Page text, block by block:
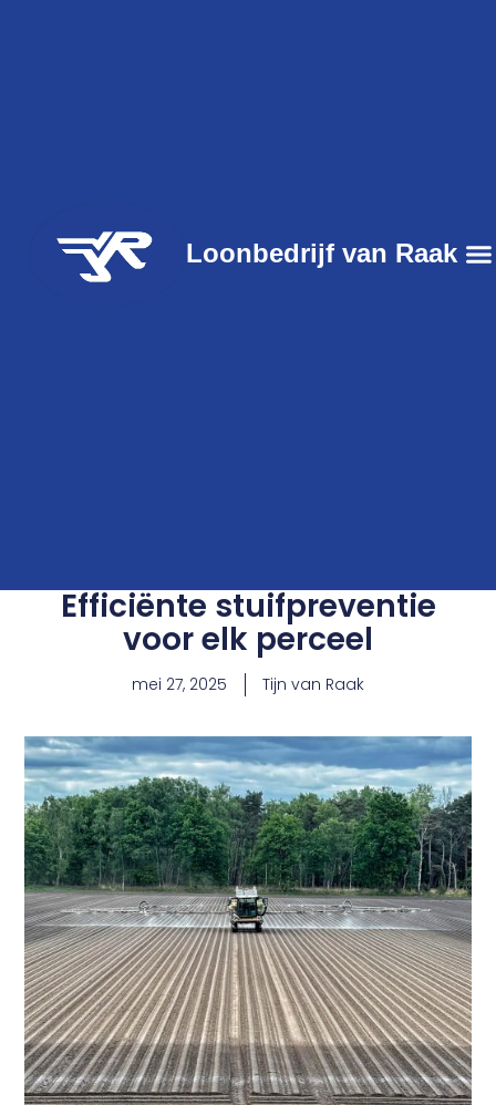
Loonbedrijf van Raak
Efficiënte stuifpreventie
voor elk perceel
mei 27, 2025 Tijn van Raak